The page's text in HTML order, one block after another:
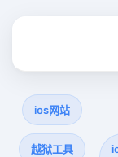
ios网站
越狱工具